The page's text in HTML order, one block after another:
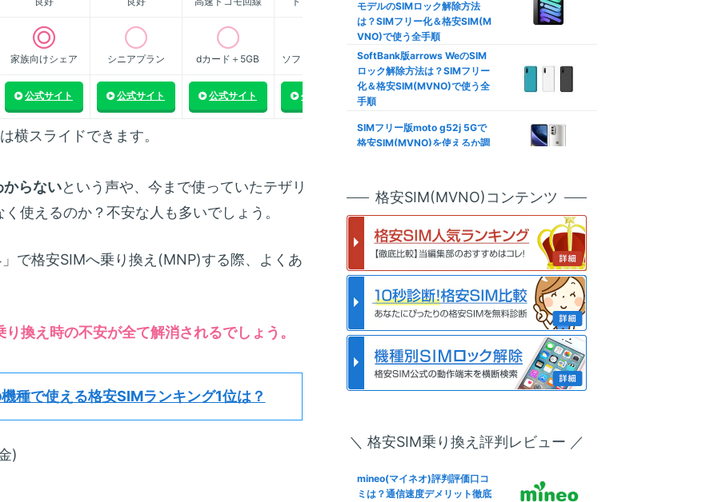
家族向けシェア シニアプラン dカード＋5GB ソフトバンク傘下 ソニー運営
公式サイト 公式サイト 公式サイト 公式サイト
横スライドできます。
らないという声や、今まで使っていたテザリ
使えるのか？不安な人も多いでしょう。
で格安SIMへ乗り換え(MNP)する際、よくあ
り換え時の不安が全て解消されるでしょう。
種で使える格安SIMランキング1位は？
)
限使い放題の罠！制限なし格安
SIM比較
格安SIMはテザリングできな
い？docomo/au/Softbank回
線おすすめ比較
iPhone/Androidのデータ通信
量節約！ギガ不足を解消して通
mineo(マイネオ)メールアドレ
ス設定！キャリアメールから変
更も解説
mineo(マイネオ)フリータンク
とは？引き出しルール条件やデ
メリット
mineo(マイネオ)パケットシェ
ア方法は？パケットギフト併用
でお得に
mineo(マイネオ)なら法人契約
Mも徹底解説
モデルのSIMロック解除方法
は？SIMフリー化＆格安SIM(M
VNO)で使う全手順
SoftBank版arrows WeのSIM
ロック解除方法は？SIMフリー
化＆格安SIM(MVNO)で使う全
手順
SIMフリー版moto g52j 5Gで
格安SIM(MVNO)を使えるか調
のSIMロック解除方法は？SIM
フリー化＆格安SIM(MVNO)で
使う全手順
au版iPhone 13 ProのSIMロッ
ク解除方法は？SIMフリー化＆
格安SIM(MVNO)で使う全手順
SIMフリー版Redmi 9Tで格安S
IM(MVNO)を使えるか調査した
結果
SoftBank版Xperia 10 VのSIM
ロック解除方法は？SIMフリー
SIMフリー版Smartphone for
KW-BL512R16で格安SIM(MV
NO)を使えるか調査した結果
格安SIM(MVNO)コンテンツ
＼ 格安SIM乗り換え評判レビュー ／
mineo(マイネオ)評判評価口コ
ミは？通信速度デメリット徹底